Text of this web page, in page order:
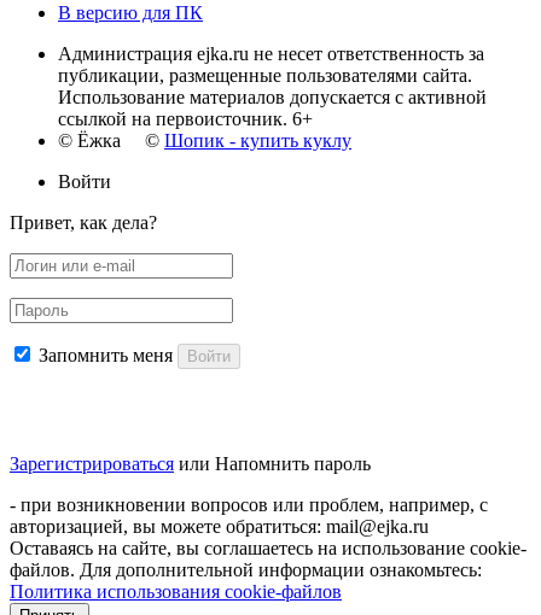
В версию для ПК
Администрация ejka.ru не несет ответственность за
публикации, размещенные пользователями сайта.
Использование материалов допускается с активной
ссылкой на первоисточник. 6+
© Ёжка © Шопик - купить куклу
Войти
Привет, как дела?
Запомнить меня Войти
Зарегистрироваться или Напомнить пароль
- при возникновении вопросов или проблем, например, с
авторизацией, вы можете обратиться: mail@ejka.ru
Оставаясь на сайте, вы соглашаетесь на использование cookie-
файлов. Для дополнительной информации ознакомьтесь:
Политика использования cookie-файлов